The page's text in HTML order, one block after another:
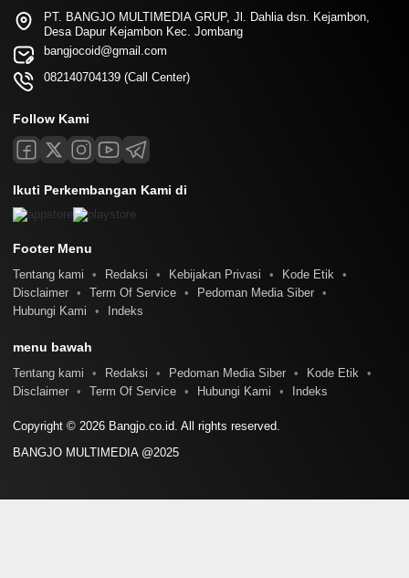
PT. BANGJO MULTIMEDIA GRUP, Jl. Dahlia dsn. Kejambon,
Desa Dapur Kejambon Kec. Jombang
bangjocoid@gmail.com
082140704139 (Call Center)
Follow Kami
Ikuti Perkembangan Kami di
Footer Menu
Tentang kami Redaksi Kebijakan Privasi
Kode Etik
Disclaimer
Term Of Service
Pedoman Media Siber
Hubungi Kami
Indeks
menu bawah
Tentang kami Redaksi Pedoman Media Siber
Kode Etik
Disclaimer
Term Of Service Hubungi Kami Indeks
Copyright © 2026 Bangjo.co.id. All rights reserved.
BANGJO MULTIMEDIA @2025